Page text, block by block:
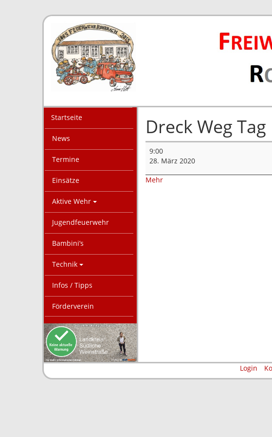
Startseite
News
Termine
Einsätze
Aktive Wehr
Jugendfeuerwehr
Bambini’s
Technik
Infos / Tipps
Förderverein
Dreck Weg Tag
Dreck
Weg
Tag
9:00
28. März 2020
Mehrüber
Login